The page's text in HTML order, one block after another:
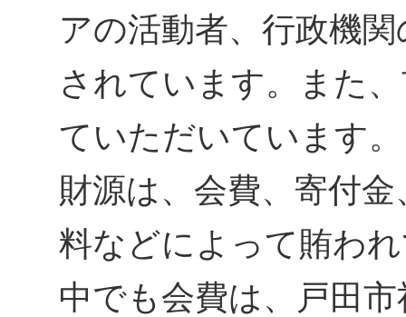
アの活動者、行政機
されています。また
ていただいています。
財源は、会費、寄付
料などによって賄わ
中でも会費は、戸田